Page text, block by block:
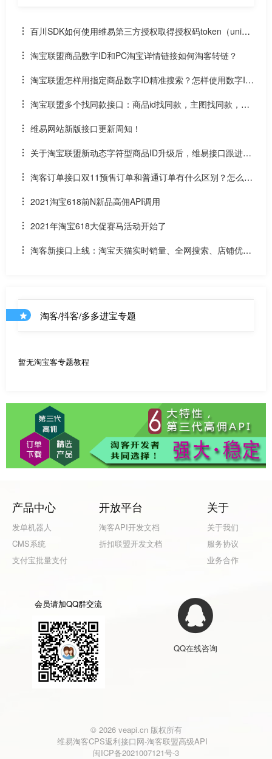
百川SDK如何使用维易第三方授权取得授权码token（uniap
p）淘宝联盟商品数字ID和PC淘宝详情链接如何淘客转链？
淘宝联盟怎样用指定商品数字ID精准搜索？怎样使用数字ID
和场景ID2转链？
淘宝联盟多个找同款接口：商品id找同款，主图找同款，SK
U找同款
维易网站新版接口更新周知！
关于淘宝联盟新动态字符型商品ID升级后，维易接口跟进情
况和API调用说明
淘客订单接口双11预售订单和普通订单有什么区别？怎么区
分是淘客双11预售订单是否已付尾款？预售中支付了定金的宝
贝该如何计算佣金
2021淘宝618前N新品高佣API调用
2021年淘宝618大促赛马活动开始了
淘客新接口上线：淘宝天猫实时销量、全网搜索、店铺优惠
淘客/抖客/多多进宝专题
暂无淘宝客专题教程
产品中心
发单机器人
CMS系统
支付宝批量支付
开放平台
淘客API开发文档
折扣联盟开发文档
关于
关于我们
服务协议
业务合作
会员请加QQ群交流
QQ在线咨询
© 2026 veapi.cn 版权所有
维易淘客CPS返利接口网-淘客联盟高级API
闽ICP备2021007121号-3